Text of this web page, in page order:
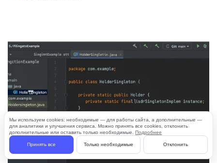
Мы используем cookies: необходимые — для работы сайта, а дополнительные —
для аналитики и улучшения сервиса. Можно принять все cookies, отклонить
дополнительные или оставить только необходимые. Подробнее
Принять все Только необходимые Отклонить